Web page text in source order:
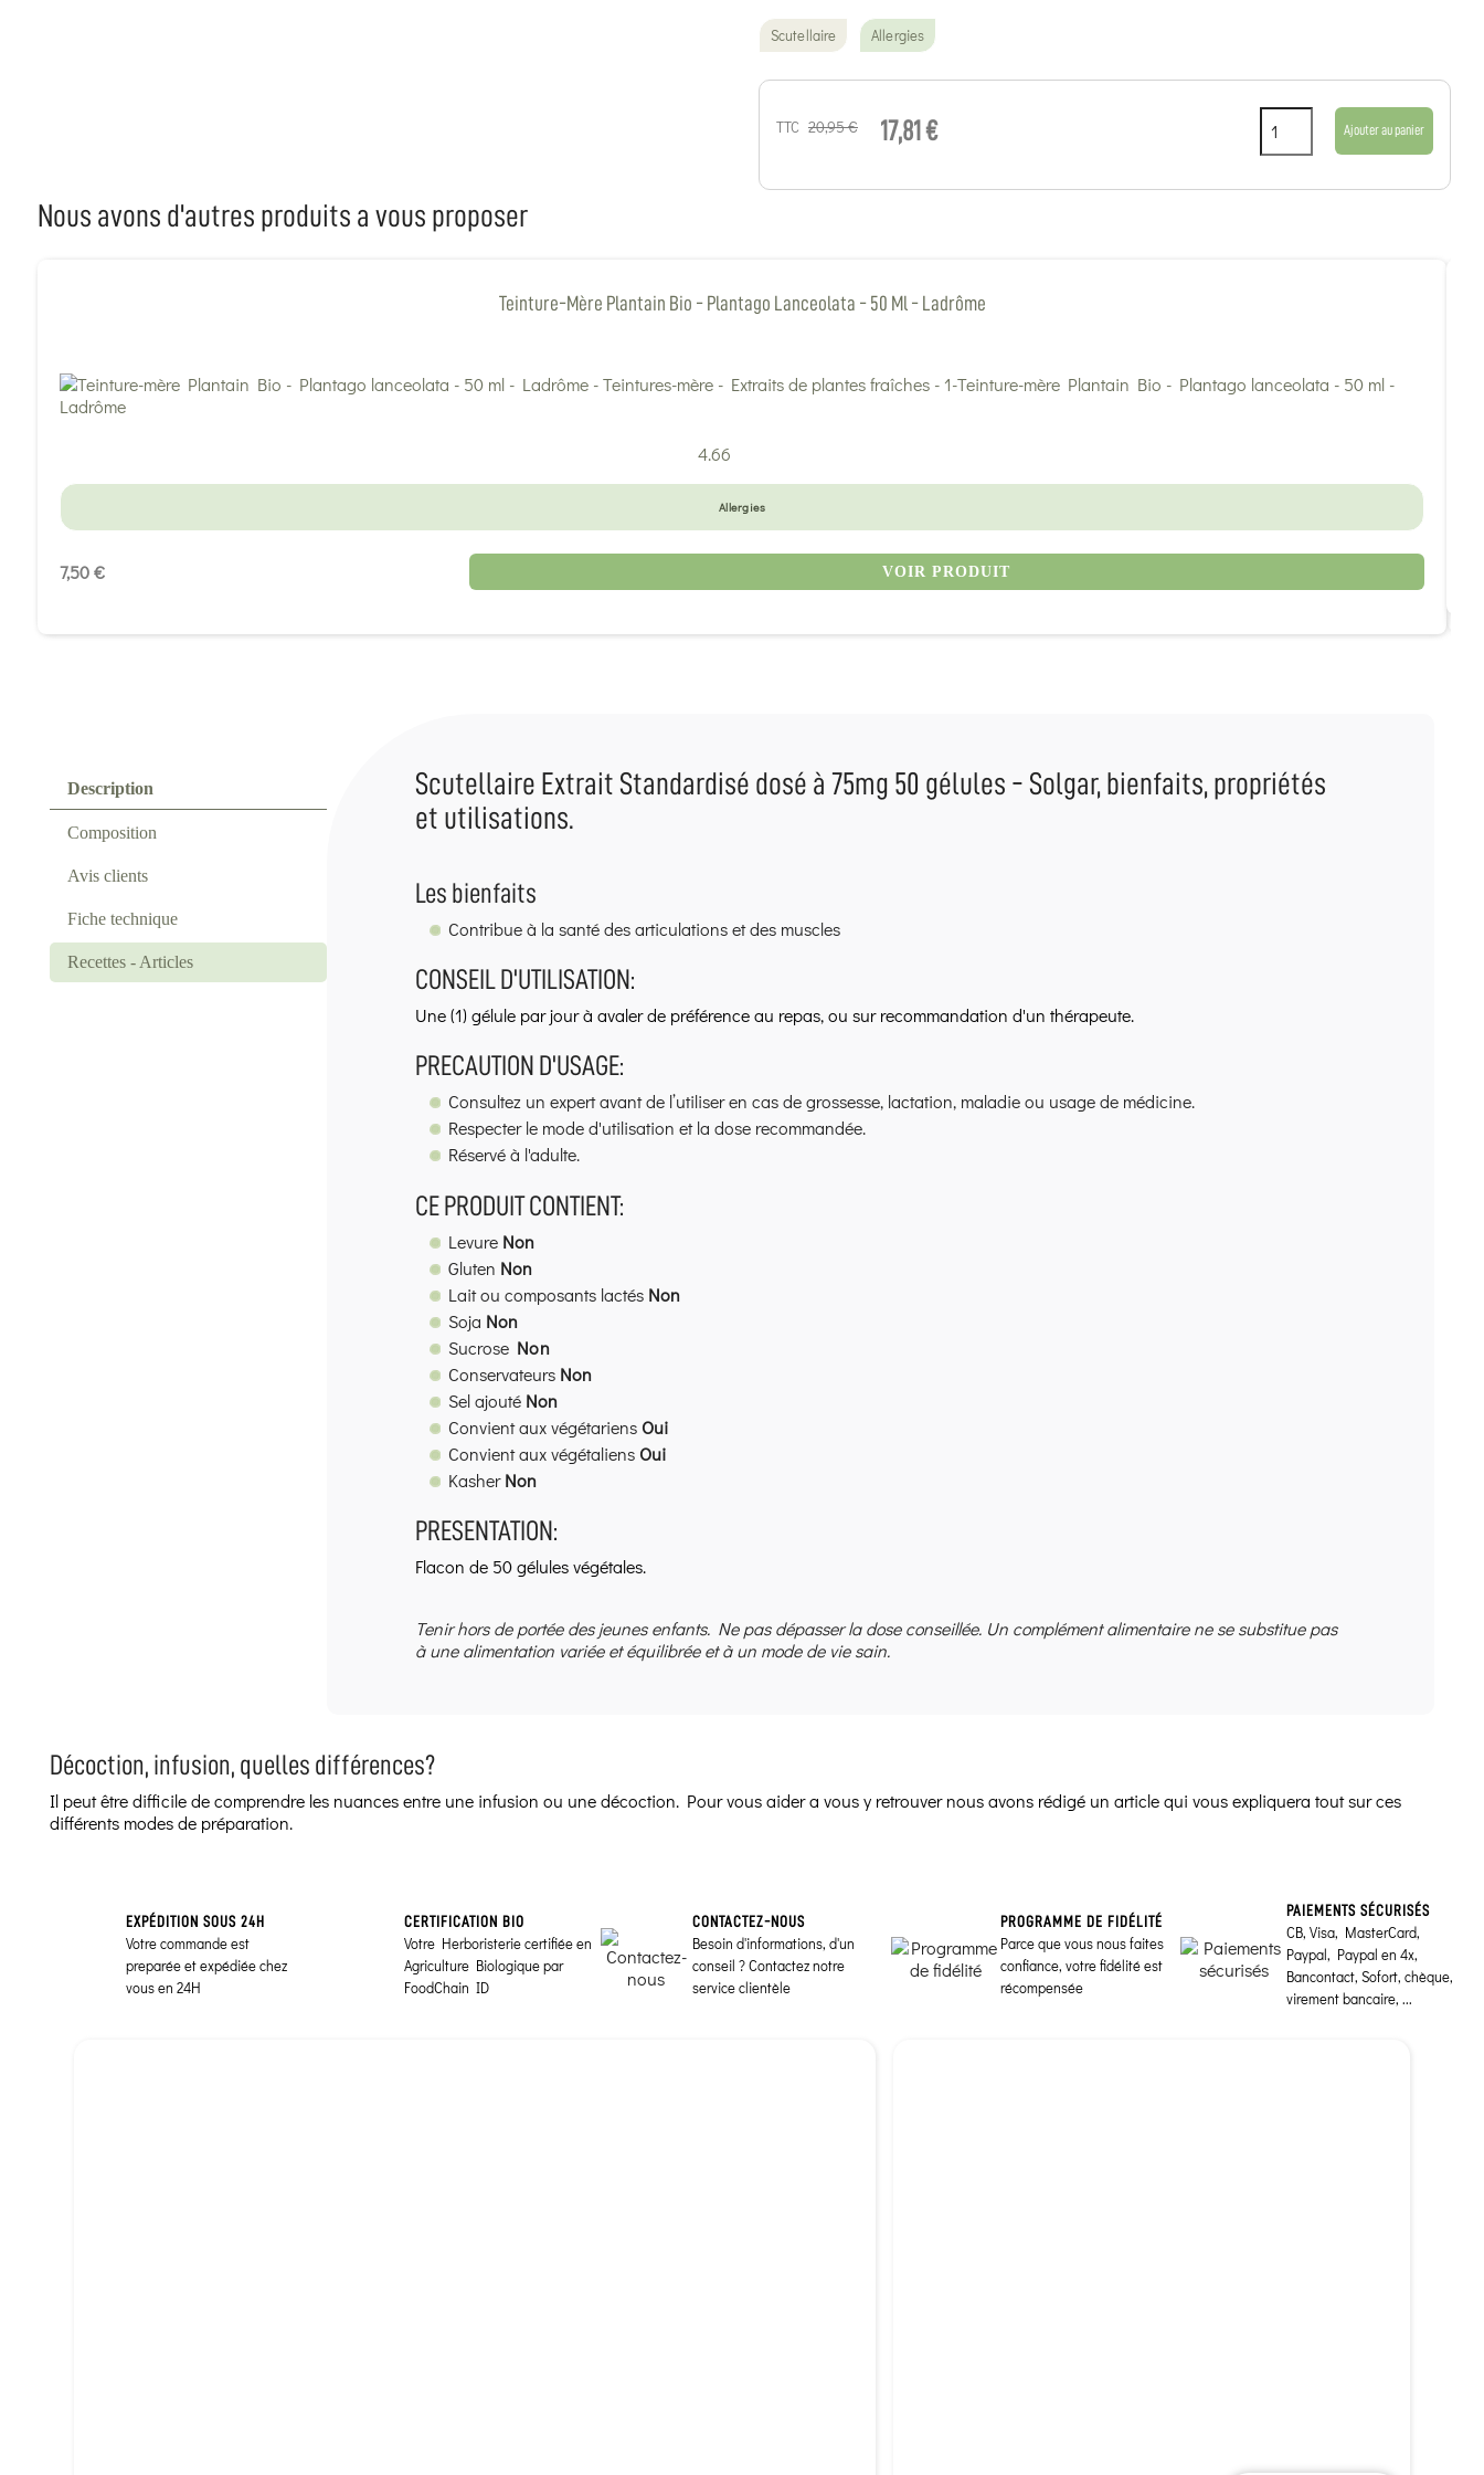
Scutellaire Allergies
TTC 20,95 € 17,81 € Ajouter au panier
Description
Composition
Avis clients
Fiche technique
Recettes - Articles
Scutellaire Extrait Standardisé dosé à 75mg 50 gélules - Solgar, bienfaits, propriétés
et utilisations.
Les bienfaits
Contribue à la santé des articulations et des muscles
CONSEIL D'UTILISATION:
Une (1) gélule par jour à avaler de préférence au repas, ou sur recommandation d'un thérapeute.
PRECAUTION D'USAGE:
Consultez un expert avant de l’utiliser en cas de grossesse, lactation, maladie ou usage de médicine.
Respecter le mode d'utilisation et la dose recommandée.
Réservé à l'adulte.
CE PRODUIT CONTIENT:
Levure Non
Gluten Non
Lait ou composants lactés Non
Soja Non
SucroseNon
Conservateurs Non
Sel ajouté Non
Convient aux végétariens Oui
Convient aux végétaliens Oui
KasherNon
PRESENTATION:
Flacon de 50 gélules végétales.
Tenir hors de portée des jeunes enfants. Ne pas dépasser la dose conseillée. Un complément alimentaire ne se substitue pas
à une alimentation variée et équilibrée et à un mode de vie sain.
Décoction, infusion, quelles différences?
Il peut être difficile de comprendre les nuances entre une infusion ou une décoction. Pour vous aider a vous y retrouver nous avons rédigé un article qui vous expliquera tout sur ces
différents modes de préparation.
Nous avons d'autres produits a vous proposer
Teinture-Mère Plantain Bio - Plantago Lanceolata - 50 Ml - Ladrôme
4.66
Allergies
7,50 € VOIR PRODUIT
EXPÉDITION SOUS 24H
Votre commande est
preparée et expédiée chez
vous en 24H
CERTIFICATION BIO
Votre Herboristerie certifiée en
Agriculture Biologique par
FoodChain ID
CONTACTEZ-NOUS
Besoin d'informations, d'un
conseil ? Contactez notre
service clientèle
PROGRAMME DE FIDÉLITÉ
Parce que vous nous faites
confiance, votre fidélité est
récompensée
PAIEMENTS SÉCURISÉS
CB, Visa, MasterCard,
Paypal, Paypal en 4x,
Bancontact, Sofort, chèque,
virement bancaire, ...